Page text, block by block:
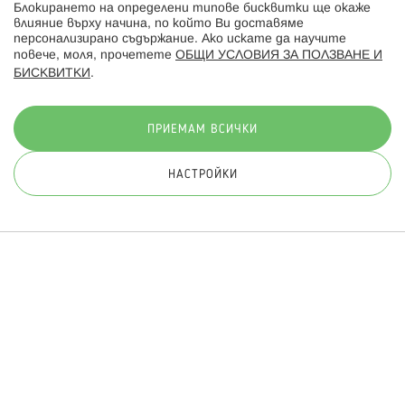
© 2026 Hippoland.net. Всички права запазени
Блокирането на определени типове бисквитки ще окаже
влияние върху начина, по който Ви доставяме
персонализирано съдържание. Ако искате да научите
повече, моля, прочетете ОБЩИ УСЛОВИЯ ЗА ПОЛЗВАНЕ И
БИСКВИТКИ .
ПРИЕМАМ ВСИЧКИ
НАСТРОЙКИ